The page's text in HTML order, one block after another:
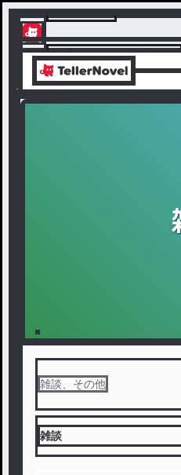
テラーノベル
アプリでサクサク楽しめる
雑談、その他
雑談